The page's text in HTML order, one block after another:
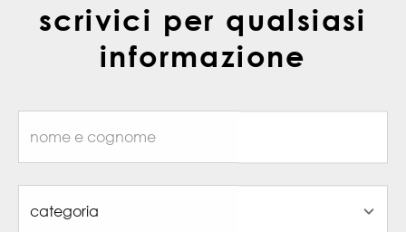
scrivici per qualsiasi
informazione